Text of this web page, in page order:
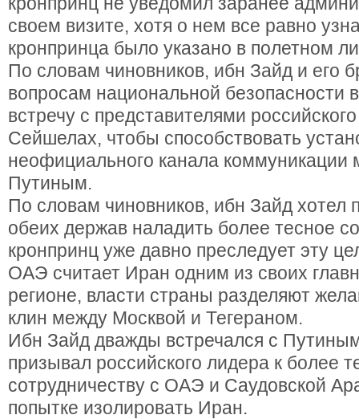
своем визите, хотя о нем все равно
кронпринца было указано в полетном
По словам чиновников, ибн Зайд и его
вопросам национальной безопасности
встречу с представителями
Сейшелах, чтобы способствовать
неофициального канала
Путиным.
По словам чиновников, ибн Зайд хотел
обеих держав наладить более тесное
кронпринц уже давно преследует эту
ОАЭ считает Иран одним из своих
регионе, власти страны разделяют
клин между Москвой и Тегераном.
Ибн Зайд дважды встречался с
призывал российского лидера к более
сотрудничеству с ОАЭ и Саудовской
попытке изолировать Иран.